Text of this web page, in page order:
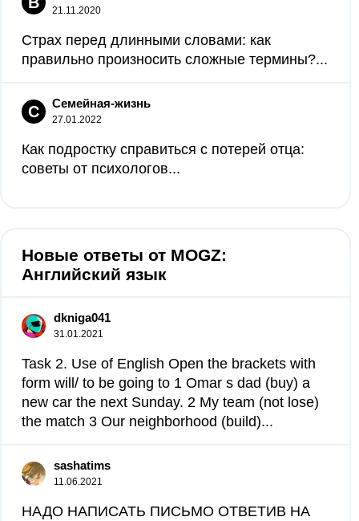
21.11.2020
Страх перед длинными словами: как
правильно произносить сложные термины?...
С Семейная-жизнь
27.01.2022
Как подростку справиться с потерей отца:
советы от психологов...
Новые ответы от MOGZ:
Английский язык
dkniga041
31.01.2021
Task 2. Use of English Open the brackets with
form will/ to be going to 1 Omar s dad (buy) a
new car the next Sunday. 2 My team (not lose)
the match 3 Our neighborhood (build)...
sashatims
11.06.2021
НАДО НАПИСАТЬ ПИСЬМО ОТВЕТИВ НА